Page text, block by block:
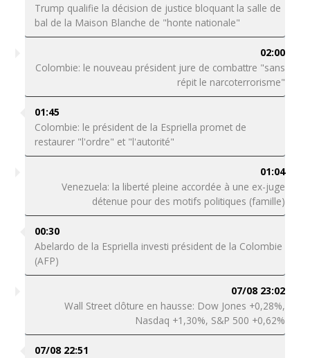
Trump qualifie la décision de justice bloquant la salle de
bal de la Maison Blanche de "honte nationale"
02:00
Colombie: le nouveau président jure de combattre "sans
répit le narcoterrorisme"
01:45
Colombie: le président de la Espriella promet de
restaurer "l'ordre" et "l'autorité"
01:04
Venezuela: la liberté pleine accordée à une ex-juge
détenue pour des motifs politiques (famille)
00:30
Abelardo de la Espriella investi président de la Colombie
(AFP)
07/08 23:02
Wall Street clôture en hausse: Dow Jones +0,28%,
Nasdaq +1,30%, S&P 500 +0,62%
07/08 22:51